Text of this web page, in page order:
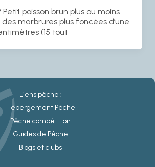
Petit poisson brun plus ou moins
marbrures plus foncées d’une
(15 tout
Liens pêche :
Hébergement Pêche
Pêche compétition
Guides de Pêche
Blogs et clubs